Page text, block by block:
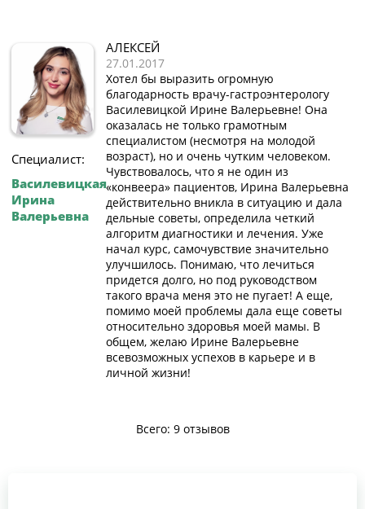
Специалист:
Василевицкая
Ирина
Валерьевна
АЛЕКСЕЙ
27.01.2017
Хотел бы выразить огромную
благодарность врачу-гастроэнтерологу
Василевицкой Ирине Валерьевне! Она
оказалась не только грамотным
специалистом (несмотря на молодой
возраст), но и очень чутким человеком.
Чувствовалось, что я не один из
«конвеера» пациентов, Ирина Валерьевна
действительно вникла в ситуацию и дала
дельные советы, определила четкий
алгоритм диагностики и лечения. Уже
начал курс, самочувствие значительно
улучшилось. Понимаю, что лечиться
придется долго, но под руководством
такого врача меня это не пугает! А еще,
помимо моей проблемы дала еще советы
относительно здоровья моей мамы. В
общем, желаю Ирине Валерьевне
всевозможных успехов в карьере и в
личной жизни!
Всего: 9 отзывов